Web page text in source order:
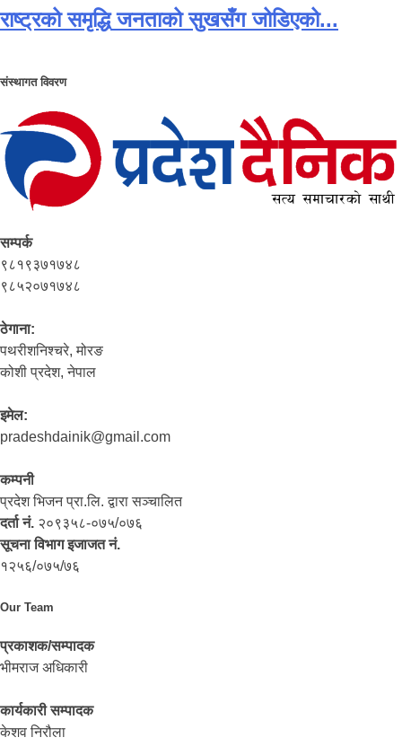
राष्ट्रको समृद्धि जनताको सुखसँग जोडिएको...
संस्थागत विवरण
सम्पर्क
९८१९३७१७४८
९८५२०७१७४८
ठेगाना:
पथरीशनिश्‍चरे, मोरङ
कोशी प्रदेश, नेपाल
इमेल:
pradeshdainik@gmail.com
कम्पनी
प्रदेश भिजन प्रा.लि. द्वारा सञ्‍चालित
दर्ता नं. २०९३५८-०७५/०७६
सूचना विभाग इजाजत नं.
१२५६/०७५/७६
Our Team
प्रकाशक/सम्पादक
भीमराज अधिकारी
कार्यकारी सम्पादक
केशव निरौला